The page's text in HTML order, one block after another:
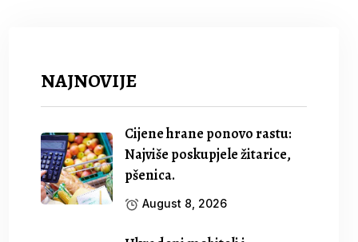
NAJNOVIJE
Cijene hrane ponovo rastu:
Najviše poskupjele žitarice,
pšenica.
August 8, 2026